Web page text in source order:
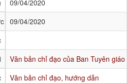
09/04/2020
09/04/2020
Văn bản chỉ đạo của Ban Tuyên
Văn bản chỉ đạo, hướng dẫn